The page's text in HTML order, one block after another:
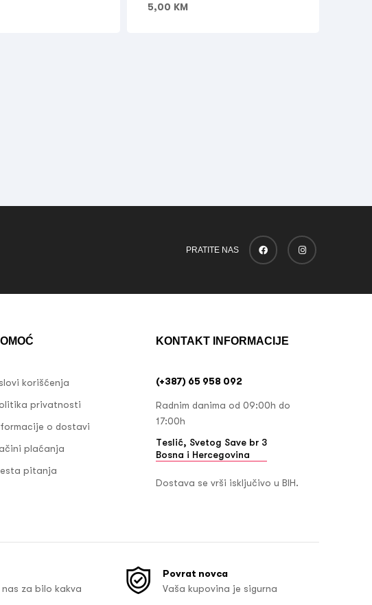
5,00 KM
PRATITE NAS
korišćenja
privatnosti
o dostavi
plaćanja
pitanja
KONTAKT INFORMACIJE
(+387) 65 958 092
Radnim danima od 09:00h do
17:00h
Teslić, Svetog Save br 3
Bosna i Hercegovina
Dostava se vrši isključivo u BIH.
za bilo kakva
Povrat novca
Vaša kupovina je sigurna